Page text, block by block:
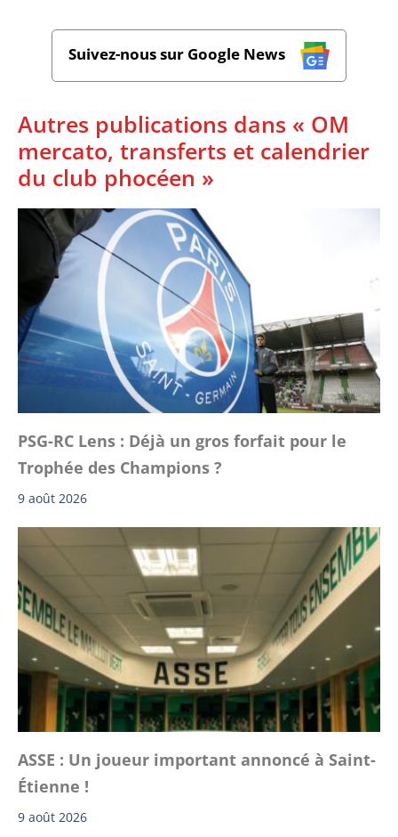
Suivez-nous sur Google News
Autres publications dans « OM
mercato, transferts et calendrier
du club phocéen »
PSG-RC Lens : Déjà un gros forfait pour le
Trophée des Champions ?
9 août 2026
ASSE : Un joueur important annoncé à Saint-
Étienne !
9 août 2026